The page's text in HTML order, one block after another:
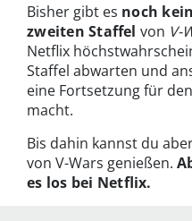
Bisher gibt es noch
zweiten Staffel von V-
Netflix
Staffel abwarten und
eine Fortsetzung für
macht.
Bis dahin kannst du
von V-Wars genießen.
es los bei Netflix.